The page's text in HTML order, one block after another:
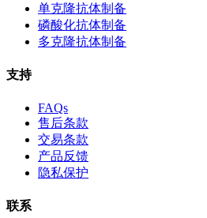
单克隆抗体制备
磷酸化抗体制备
多克隆抗体制备
支持
FAQs
售后条款
交易条款
产品反馈
隐私保护
联系